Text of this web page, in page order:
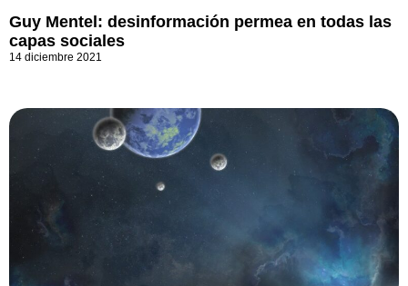
Guy Mentel: desinformación permea en todas las
capas sociales
14 diciembre 2021